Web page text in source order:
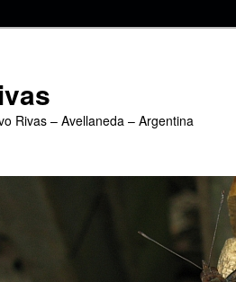
Rivas – Avellaneda – Argentina